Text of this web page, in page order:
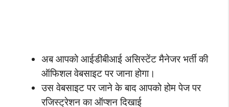
अब आपको आईडीबीआई असिस्टेंट मैनेजर भर्ती की
ऑफिशल वेबसाइट पर जाना होगा।
उस वेबसाइट पर जाने के बाद आपको होम पेज पर
रजिस्ट्रेशन का ऑप्शन दिखाई